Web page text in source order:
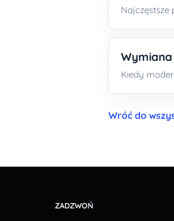
Wymiana
Kiedy
Wróć do
ZADZWOŃ